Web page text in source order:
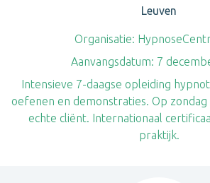
Leuven
Organisatie:
Aanvangsdatum: 7
Intensieve 7-daagse opleiding
oefenen en demonstraties. Op zondag
echte cliënt. Internationaal
praktijk.